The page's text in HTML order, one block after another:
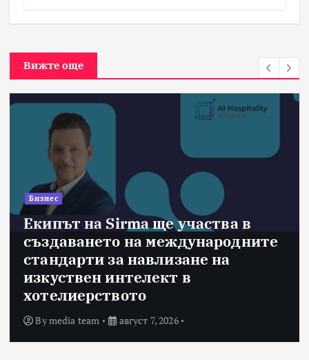
Вижте още
Бизнес
Екипът на Sirma ще участва в
създаването на международните
стандарти за навлизане на
изкуствен интелект в
хотелиерството
Bymedia team август 7, 2026